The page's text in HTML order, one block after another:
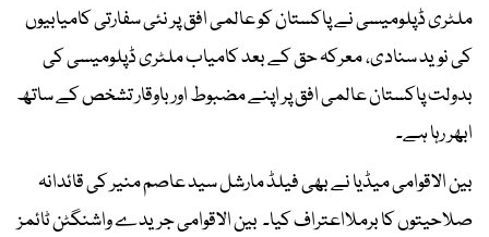
ملٹری ڈپلومیسی نے پاکستان کو عالمی افق پر نئی سفارتی کامیابیوں
کی نوید سنادی، معرکہ حق کے بعد کامیاب ملٹری ڈپلومیسی کی
بدولت پاکستان عالمی افق پر اپنے مضبوط اور باوقار تشخص کے ساتھ
ابھر رہا ہے۔
بین الاقوامی میڈیا نے بھی فیلڈ مارشل سید عاصم منیر کی قائدانہ
صلاحیتوں کا برملااعتراف کیا۔ بین الاقوامی جریدے واشنگٹن ٹائمز